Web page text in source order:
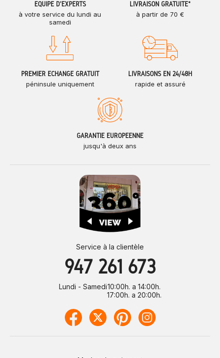
ÉQUIPE D'EXPERTS
à votre service du lundi au
samedi
LIVRAISON GRATUITE*
à partir de 70 €
PREMIER ÉCHANGE GRATUIT
péninsule uniquement
LIVRAISONS EN 24/48H
rapide et assuré
GARANTIE EUROPÉENNE
jusqu'à deux ans
Service à la clientèle
947 261 673
Lundi - Samedi10:00h. a 14:00h.
17:00h. a 20:00h.